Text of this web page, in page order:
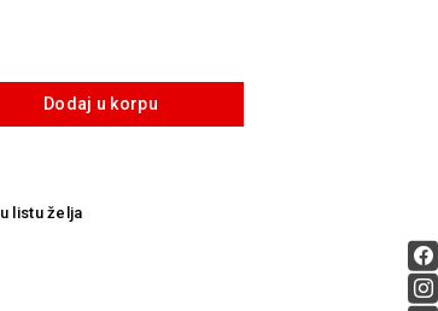
Dodaj u korpu
u listu želja